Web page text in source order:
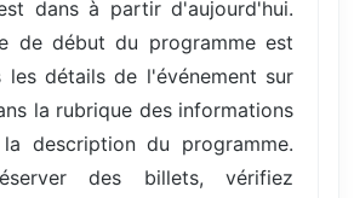
dans à partir d'aujourd'hui.
de début du programme est
les détails de l'événement sur
la rubrique des informations
description du programme.
des billets, vérifiez